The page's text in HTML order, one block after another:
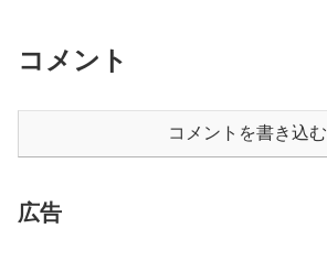
コメント
コメントを書き込む
広告